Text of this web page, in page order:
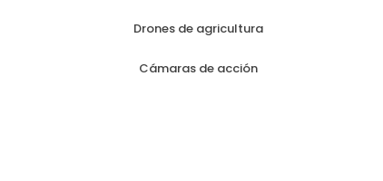
Drones de agricultura
Cámaras de acción